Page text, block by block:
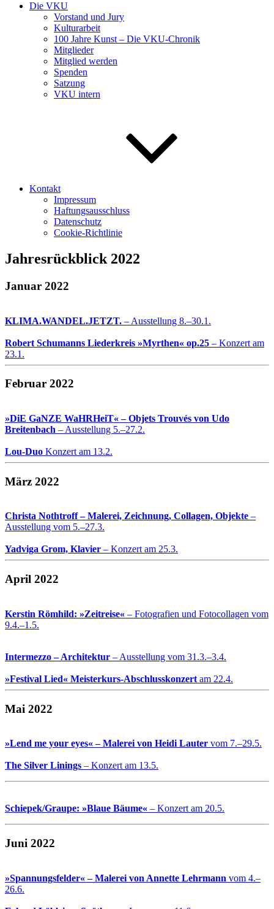
Die VKU
Vorstand und Jury
Kulturarbeit
100 Jahre Kunst – Die VKU-Chronik
Mitglieder
Mitglied werden
Spenden
Satzung
VKU intern
Kontakt
Impressum
Haftungsausschluss
Datenschutz
Cookie-Richtlinie
Jahresrückblick 2022
Januar 2022
KLIMA.WANDEL.JETZT. – Ausstellung 8.–30.1.
Robert Schumanns Liederkreis »Myrthen« op.25 – Konzert am
23.1.
Februar 2022
»DiE GaNZE WaHRHeiT« – Objets Trouvés von Udo
Breitenbach – Ausstellung 5.–27.2.
Lou-Duo Konzert am 13.2.
März 2022
Christa Nothtroff – Malerei, Zeichnung, Collagen, Objekte –
Ausstellung vom 5.–27.3.
Yadviga Grom, Klavier – Konzert am 25.3.
April 2022
Kerstin Römhild: »Zeitreise« – Fotografien und Fotocollagen vom
9.4.–1.5.
Intermezzo – Architektur – Ausstellung vom 31.3.–3.4.
»Festival Lied« Meisterkurs-Abschlusskonzert am 22.4.
Mai 2022
»Lend me your eyes« – Malerei von Heidi Lauter vom 7.–29.5.
The Silver Linings – Konzert am 13.5.
Schiepek/Graupe: »Blaue Bäume« – Konzert am 20.5.
Juni 2022
»Spannungsfelder« – Malerei von Annette Lehrmann vom 4.–
26.6.